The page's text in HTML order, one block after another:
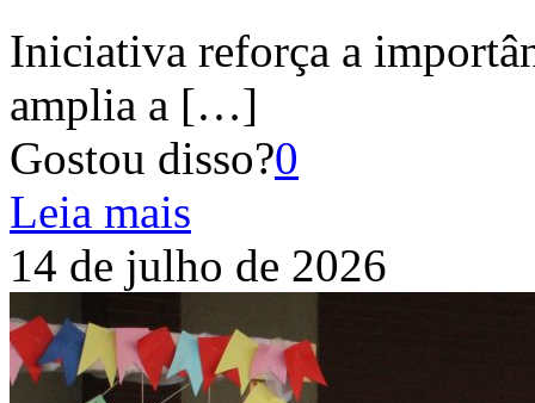
Iniciativa reforça a
amplia a […]
Gostou disso?0
Leia mais
14 de julho de 2026